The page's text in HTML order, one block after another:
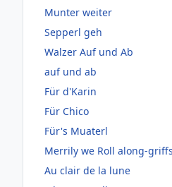
Munter weiter
Sepperl geh
Walzer Auf und Ab
auf und ab
Für d'Karin
Für Chico
Für's Muaterl
Merrily we Roll along-
Au clair de la lune